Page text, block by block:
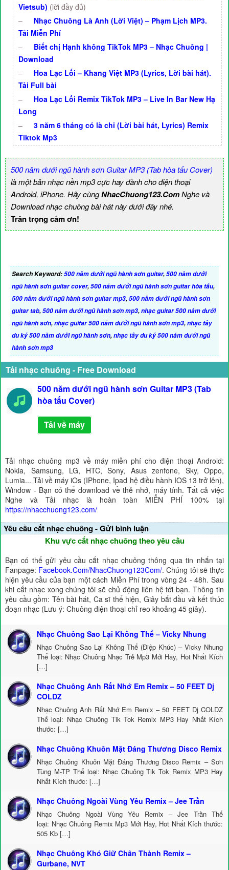
Vietsub) (lời đầy đủ)
–
Nhạc Chuông Là Anh (Lời Việt) – Phạm Lịch MP3.
Tải Miễn Phí
–
Biết chị Hạnh không TikTok MP3 – Nhạc Chuông |
Download
–
Hoa Lạc Lối – Khang Việt MP3 (Lyrics, Lời bài hát).
Tải Full bài
–
Hoa Lạc Lối Remix TikTok MP3 – Live In Bar New Hạ
Long
–
3 năm 6 tháng có là chi (Lời bài hát, Lyrics) Remix
Tiktok Mp3
500 năm dưới ngũ hành sơn Guitar MP3 (Tab hòa tấu Cover)
là một bản nhạc nền mp3 cực hay dành cho điện thoại
Android, iPhone. Hãy cùngNhacChuong123.ComNghe và
Download nhạc chuông bài hát này dưới đây nhé.
Trân trọng cảm ơn!
Search Keyword:500 năm dưới ngũ hành sơn guitar,500 năm dưới
ngũ hành sơn guitar cover,500 năm dưới ngũ hành sơn guitar hòa tấu,
500 năm dưới ngũ hành sơn guitar mp3,500 năm dưới ngũ hành sơn
guitar tab,500 năm dưới ngũ hành sơn mp3,nhạc guitar 500 năm dưới
ngũ hành sơn,nhạc guitar 500 năm dưới ngũ hành sơn mp3,nhạc tây
du ký 500 năm dưới ngũ hành sơn,nhạc tây du ký 500 năm dưới ngũ
hành sơn mp3
Tải nhạc chuông - Free Download
500 năm dưới ngũ hành sơn Guitar MP3 (Tab
hòa tấu Cover)
Tải về máy
Tải nhạc chuông mp3 về máy miễn phí cho điện thoại Android:
Nokia, Samsung, LG, HTC, Sony, Asus zenfone, Sky, Oppo,
Lumia... Tải về máy iOs (IPhone, Ipad hệ điều hành IOS 13 trở lên),
Window - Bạn có thể download về thẻ nhớ, máy tính. Tất cả việc
Nghe và Tải nhạc là hoàn toàn MIỄN PHÍ 100% tại
https://nhacchuong123.com/
Yêu cầu cắt nhạc chuông - Gửi bình luận
Khu vực cắt nhạc chuông theo yêu cầu
Bạn có thể gửi yêu cầu cắt nhạc chuông thông qua tin nhắn tại
Fanpage: Facebook.Com/NhacChuong123Com/. Chúng tôi sẽ thực
hiện yêu cầu của bạn một cách Miễn Phí trong vòng 24 - 48h. Sau
khi cắt nhạc xong chúng tôi sẽ chủ động liên hệ tới bạn. Thông tin
yêu cầu gồm: Tên bài hát, Ca sĩ thể hiện, Giây bắt đầu và kết thúc
đoạn nhạc (Lưu ý: Chuông điện thoại chỉ reo khoảng 45 giây).
Nhạc Chuông Sao Lại Không Thể – Vicky Nhung
Nhạc Chuông Sao Lại Không Thể (Điệp Khúc) – Vicky Nhung
Thể loại: Nhạc Chuông Nhạc Trẻ Mp3 Mới Hay, Hot Nhất Kích
[…]
Nhạc Chuông Anh Rất Nhớ Em Remix – 50 FEET Dj
COLDZ
Nhạc Chuông Anh Rất Nhớ Em Remix – 50 FEET Dj COLDZ
Thể loại: Nhạc Chuông Tik Tok Remix MP3 Hay Nhất Kích
thước: […]
Nhạc Chuông Khuôn Mặt Đáng Thương Disco Remix
Nhạc Chuông Khuôn Mặt Đáng Thương Disco Remix – Sơn
Tùng M-TP Thể loại: Nhạc Chuông Tik Tok Remix MP3 Hay
Nhất Kích thước: […]
Nhạc Chuông Ngoài Vùng Yêu Remix – Jee Trần
Nhạc Chuông Ngoài Vùng Yêu Remix – Jee Trần Thể
loại: Nhạc Chuông Remix Mp3 Mới Hay, Hot Nhất Kích thước:
505 Kb […]
Nhạc Chuông Khó Giữ Chân Thành Remix –
Gurbane, NVT